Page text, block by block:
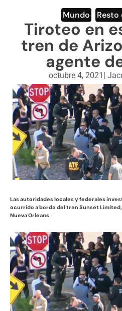
ENGLISH
Mundo Resto
Tiroteo en
tren de
agente
octubre 4, 2021 |
Las autoridades locales y federales
ocurrido a bordo del tren Sunset
Nueva Orleans